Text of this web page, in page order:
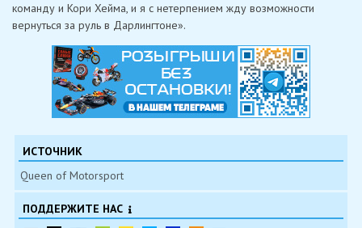
команду и Кори Хейма, и я с нетерпением жду возможности
вернуться за руль в Дарлингтоне».
ИСТОЧНИК
Queen of Motorsport
ПОДДЕРЖИТЕ НАС